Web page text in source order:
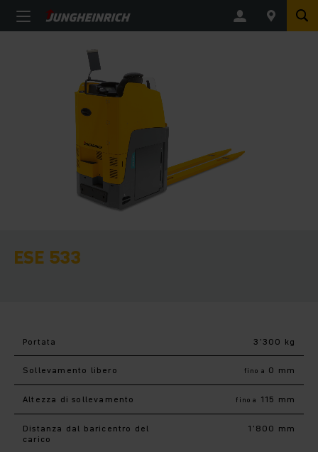
ESE 533
Portata 3’300 kg
Sollevamento libero fino a 0 mm
Altezza di sollevamento fino a 115 mm
Distanza dal baricentro del
carico
1’800 mm